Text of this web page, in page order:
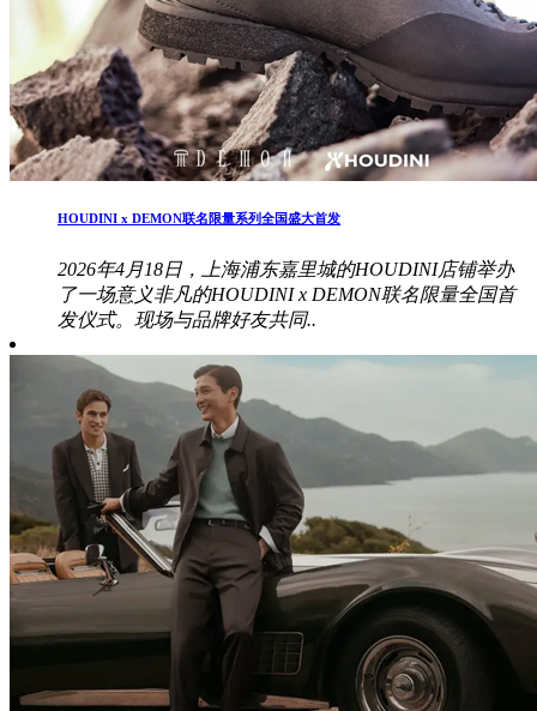
HOUDINI x DEMON联名限量系列全国盛大首发
2026年4月18日，上海浦东嘉里城的HOUDINI店铺举办
了一场意义非凡的HOUDINI x DEMON联名限量全国首
发仪式。现场与品牌好友共同..